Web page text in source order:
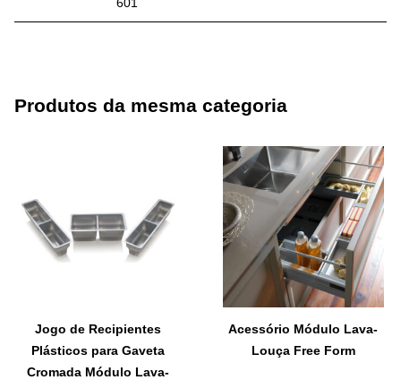
Produtos da mesma categoria
Jogo de Recipientes
Plásticos para Gaveta
Cromada Módulo Lava-
Acessório Módulo Lava-
Louça Free Form